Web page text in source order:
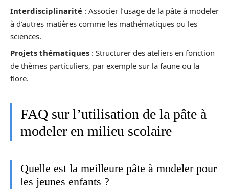
Interdisciplinarité : Associer l’usage de la pâte à modeler
à d’autres matières comme les mathématiques ou les
sciences.
Projets thématiques : Structurer des ateliers en fonction
de thèmes particuliers, par exemple sur la faune ou la
flore.
FAQ sur l’utilisation de la pâte à
modeler en milieu scolaire
Quelle est la meilleure pâte à modeler pour
les jeunes enfants ?